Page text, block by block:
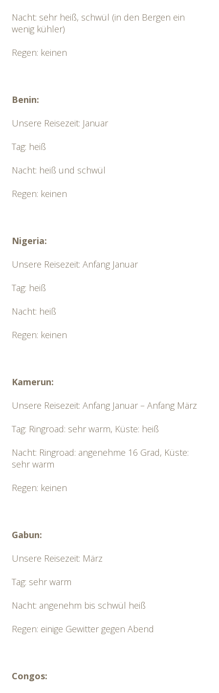
Nacht: sehr heiß, schwül (in den Bergen ein
wenig kühler)
Regen: keinen
Benin:
Unsere Reisezeit: Januar
Tag: heiß
Nacht: heiß und schwül
Regen: keinen
Nigeria:
Unsere Reisezeit: Anfang Januar
Tag: heiß
Nacht: heiß
Regen: keinen
Kamerun:
Unsere Reisezeit: Anfang Januar – Anfang März
Tag: Ringroad: sehr warm, Küste: heiß
Nacht: Ringroad: angenehme 16 Grad, Küste:
sehr warm
Regen: keinen
Gabun:
Unsere Reisezeit: März
Tag: sehr warm
Nacht: angenehm bis schwül heiß
Regen: einige Gewitter gegen Abend
Congos: